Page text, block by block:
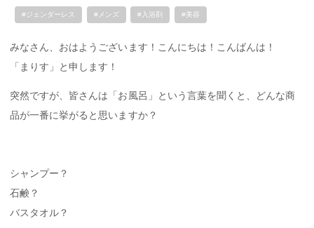
#ジェンダーレス #メンズ #入浴剤 #美容
みなさん、おはようございます！こんにちは！こんばんは！
「まりす」と申します！
突然ですが、皆さんは「お風呂」という言葉を聞くと、どんな商
品が一番に挙がると思いますか？
シャンプー？
石鹸？
バスタオル？